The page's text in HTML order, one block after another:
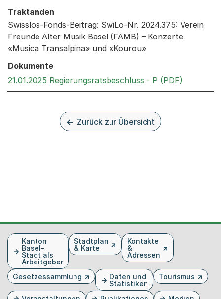
Traktanden
Swisslos-Fonds-Beitrag: SwiLo-Nr. 2024.375: Verein
Freunde Alter Musik Basel (FAMB) – Konzerte
«Musica Transalpina» und «Kourou»
Dokumente
21.01.2025 Regierungsratsbeschluss - P (PDF)
Zurück zur Übersicht
FusszeileKanton
Basel-
Stadt als
Arbeitgeber
Stadtplan
& Karte
Kontakte
&
Adressen
Gesetzessammlung
Daten und
Statistiken
Tourismus